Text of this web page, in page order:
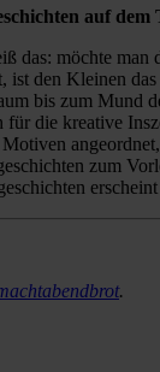
auf dem
möchte
ist den Kleinen
bis zum
die kreative
zum
.